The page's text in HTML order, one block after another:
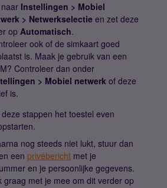
Instellingen > Mobiel
> Netwerkselectie en zet deze
op Automatisch.
ook of de simkaart goed
is. Maak je gebruik van een
Controleer dan onder
> Mobiel netwerkof deze
is.
stappen het toestel even
nog steeds niet lukt, stuur dan
een privébericht met je
en je persoonlijke gegevens.
graag met je mee om dit verder op